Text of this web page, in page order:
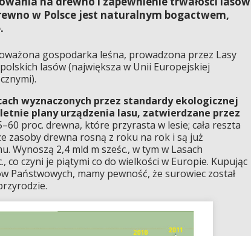
w Polsce jest naturalnym bogactwem,
gospodarka leśna, prowadzona przez Lasy
lasów (największa w Unii Europejskiej
wyznaczonych przez standardy ekologicznej
plany urządzenia lasu, zatwierdzane przez
proc. drewna, które przyrasta w lesie; cała reszta
zasoby drewna rosną z roku na rok i są już
Wynoszą 2,4 mld m sześc., w tym w Lasach
co czyni je piątymi co do wielkości w Europie. Kupując
Państwowych, mamy pewność, że surowiec został